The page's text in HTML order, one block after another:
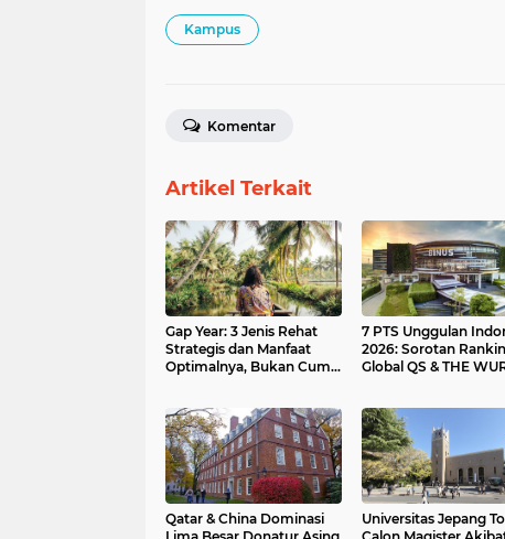
Kampus
Komentar
Artikel Terkait
Gap Year: 3 Jenis Rehat
Strategis dan Manfaat
Optimalnya, Bukan Cuma
7 PTS Unggulan
2026: Sorotan
Global QS & THE
Qatar & China Dominasi
Universitas Jepang